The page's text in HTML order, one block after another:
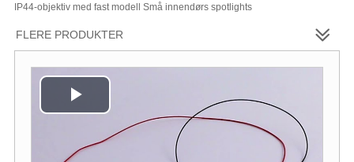
IP44-objektiv med fast modell Små innendørs spotlights
FLERE PRODUKTER
Play
Video